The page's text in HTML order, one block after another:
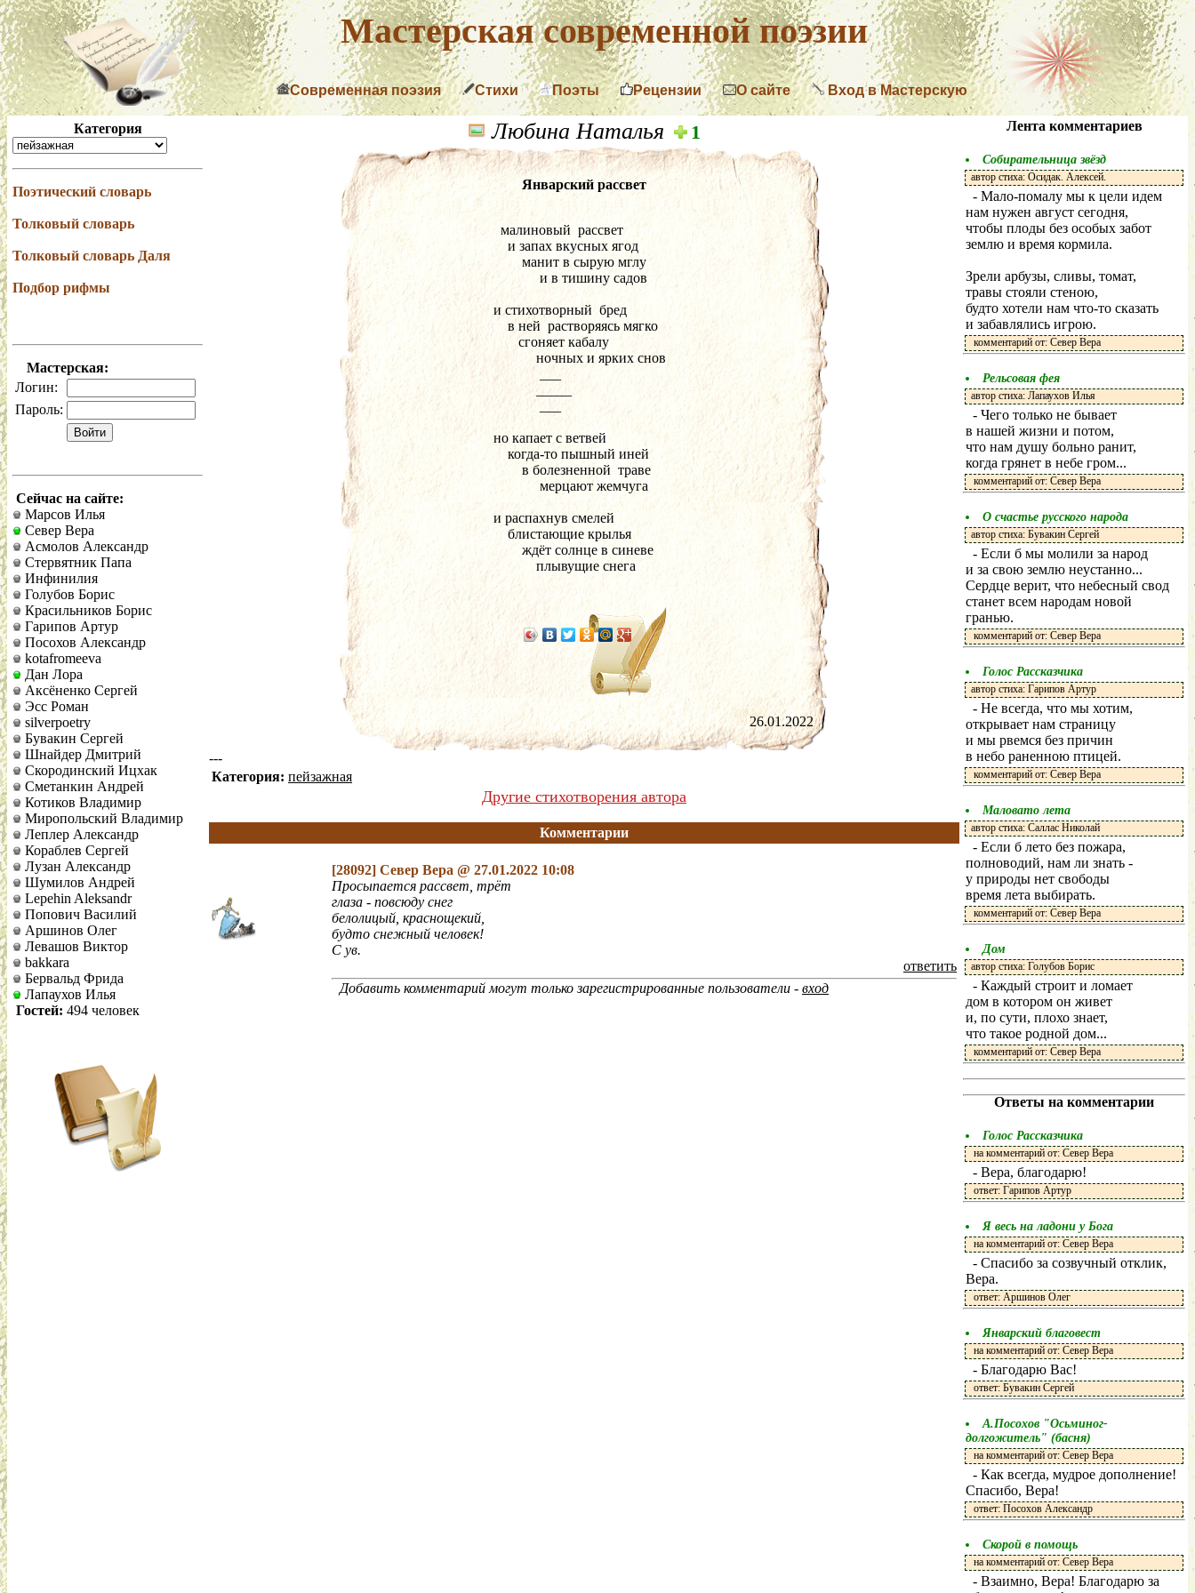
Мастерская современной поэзии
Современная поэзия Стихи Поэты Рецензии О сайте Вход в Мастерскую
Категория
Поэтический словарь
Толковый словарь
Толковый словарь Даля
Подбор рифмы
Мастерская:
Логин:
Пароль:
Сейчас на сайте:
Марсов Илья
Север Вера
Асмолов Александр
Стервятник Папа
Инфинилия
Голубов Борис
Красильников Борис
Гарипов Артур
Посохов Александр
kotafromeeva
Дан Лора
Аксёненко Сергей
Эсс Роман
silverpoetry
Бувакин Сергей
Шнайдер Дмитрий
Скородинский Ицхак
Сметанкин Андрей
Котиков Владимир
Миропольский Владимир
Леплер Александр
Кораблев Сергей
Лузан Александр
Шумилов Андрей
Lepehin Aleksandr
Попович Василий
Аршинов Олег
Левашов Виктор
bakkara
Бервальд Фрида
Лапаухов Илья
Гостей: 494 человек
Любина Наталья 1
Январский рассвет
   малиновый  рассвет
и запах вкусных ягод
манит в сырую мглу
и в тишину садов
и стихотворный  бред
в ней  растворяясь мягко
сгоняет кабалу
ночных и ярких снов
___
_____
___
но капает с ветвей
когда-то пышный иней
в болезненной  траве
мерцают жемчуга
и распахнув смелей
блистающие крылья
ждёт солнце в синеве
плывущие снега
26.01.2022
---
Категория: пейзажная
Другие стихотворения автора
Комментарии
[28092] Север Вера @ 27.01.2022 10:08
Просыпается рассвет, трёт
глаза - повсюду снег
белолицый, краснощекий,
будто снежный человек!
С ув.
ответить
Добавить комментарий могут только зарегистрированные пользователи - вход
Лента комментариев
Собирательница звёзд
автор стиха: Осидак. Алексей.
- Мало-помалу мы к цели идем
нам нужен август сегодня,
чтобы плоды без особых забот
землю и время кормила.
Зрели арбузы, сливы, томат,
травы стояли стеною,
будто хотели нам что-то сказать
и забавлялись игрою.
комментарий от: Север Вера
Рельсовая фея
автор стиха: Лапаухов Илья
- Чего только не бывает
в нашей жизни и потом,
что нам душу больно ранит,
когда грянет в небе гром...
комментарий от: Север Вера
О счастье русского народа
автор стиха: Бувакин Сергей
- Если б мы молили за народ
и за свою землю неустанно...
Сердце верит, что небесный свод
станет всем народам новой
гранью.
комментарий от: Север Вера
Голос Рассказчика
автор стиха: Гарипов Артур
- Не всегда, что мы хотим,
открывает нам страницу
и мы рвемся без причин
в небо раненною птицей.
комментарий от: Север Вера
Маловато лета
автор стиха: Саллас Николай
- Если б лето без пожара,
полноводий, нам ли знать -
у природы нет свободы
время лета выбирать.
комментарий от: Север Вера
Дом
автор стиха: Голубов Борис
- Каждый строит и ломает
дом в котором он живет
и, по сути, плохо знает,
что такое родной дом...
комментарий от: Север Вера
Ответы на комментарии
Голос Рассказчика
на комментарий от: Север Вера
- Вера, благодарю!
ответ: Гарипов Артур
Я весь на ладони у Бога
на комментарий от: Север Вера
- Спасибо за созвучный отклик,
Вера.
ответ: Аршинов Олег
Январский благовест
на комментарий от: Север Вера
- Благодарю Вас!
ответ: Бувакин Сергей
А.Посохов "Осьминог-
долгожитель" (басня)
на комментарий от: Север Вера
- Как всегда, мудрое дополнение!
Спасибо, Вера!
ответ: Посохов Александр
Скорой в помощь
на комментарий от: Север Вера
- Взаимно, Вера! Благодарю за